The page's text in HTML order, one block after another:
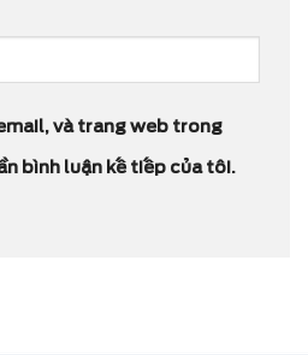
và trang web trong
bình luận kế tiếp của tôi.